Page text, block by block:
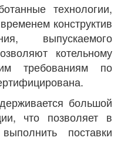
технологии,
конструктив
выпускаемого
котельному
требованиям по
большой
что позволяет в
поставки